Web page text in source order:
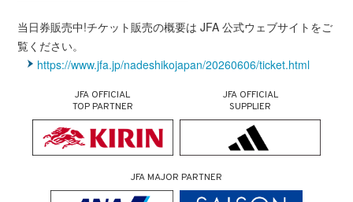
当日券販売中!チケット販売の概要は JFA 公式ウェブサイトをご
覧ください。
https://www.jfa.jp/nadeshikojapan/20260606/ticket.html
JFA OFFICIAL
TOP PARTNER
JFA OFFICIAL
SUPPLIER
JFA MAJOR PARTNER